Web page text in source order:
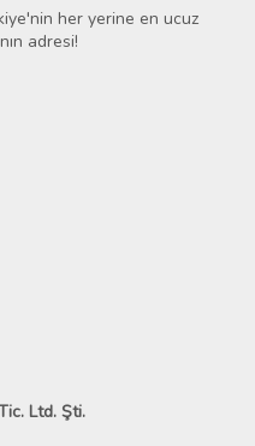
her yerine en ucuz
adresi!
Ltd. Şti.